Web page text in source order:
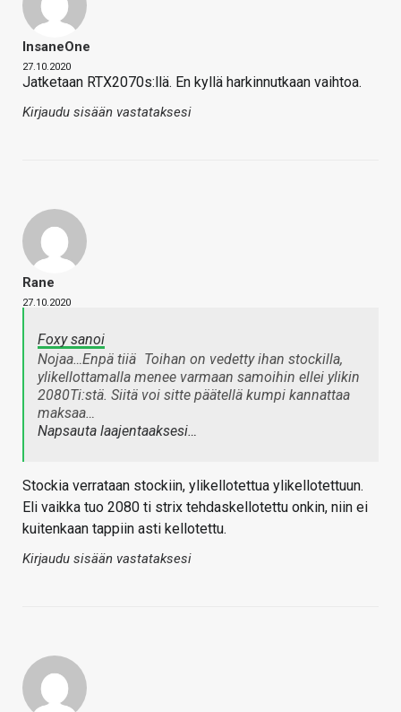
InsaneOne
27.10.2020
Jatketaan RTX2070s:llä. En kyllä harkinnutkaan vaihtoa.
Kirjaudu sisään vastataksesi
Rane
27.10.2020
Foxy sanoi
Nojaa…Enpä tiiä Toihan on vedetty ihan stockilla,
ylikellottamalla menee varmaan samoihin ellei ylikin
2080Ti:stä. Siitä voi sitte päätellä kumpi kannattaa
maksaa…
Napsauta laajentaaksesi…
Stockia verrataan stockiin, ylikellotettua ylikellotettuun.
Eli vaikka tuo 2080 ti strix tehdaskellotettu onkin, niin ei
kuitenkaan tappiin asti kellotettu.
Kirjaudu sisään vastataksesi